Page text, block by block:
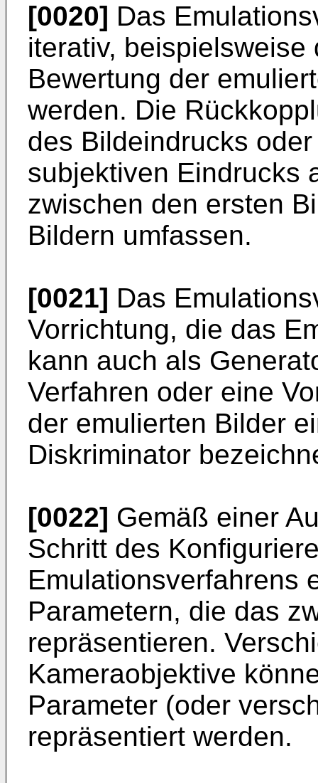
[0020] Das
iterativ,
Bewertung der
werden. Die
des Bildeindrucks
subjektiven Eindrucks
zwischen den ersten
Bildern umfassen.
[0021] Das
Vorrichtung, die das
kann auch als
Verfahren oder eine
der emulierten Bilder
Diskriminator
[0022] Gemäß einer
Schritt des
Emulationsverfahrens
Parametern, die das
repräsentieren.
Kameraobjektive
Parameter (oder
repräsentiert werden.